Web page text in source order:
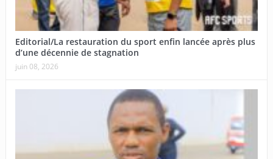
Editorial/La restauration du sport enfin lancée après plus
d’une décennie de stagnation
juin 08, 2026